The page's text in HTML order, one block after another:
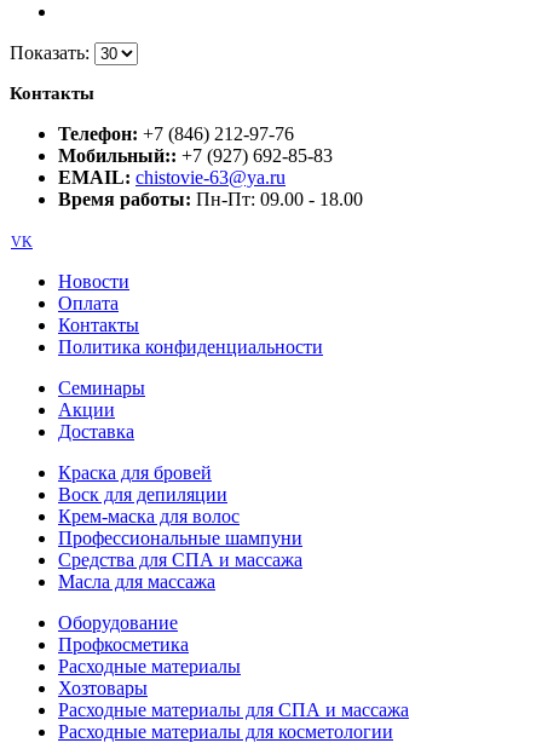
Показать:
Контакты
Телефон: +7 (846) 212-97-76
Мобильный:: +7 (927) 692-85-83
EMAIL: chistovie-63@ya.ru
Время работы: Пн-Пт: 09.00 - 18.00
VK
Новости
Оплата
Контакты
Политика конфиденциальности
Семинары
Акции
Доставка
Краска для бровей
Воск для депиляции
Крем-маска для волос
Профессиональные шампуни
Средства для СПА и массажа
Масла для массажа
Оборудование
Профкосметика
Расходные материалы
Хозтовары
Расходные материалы для СПА и массажа
Расходные материалы для косметологии